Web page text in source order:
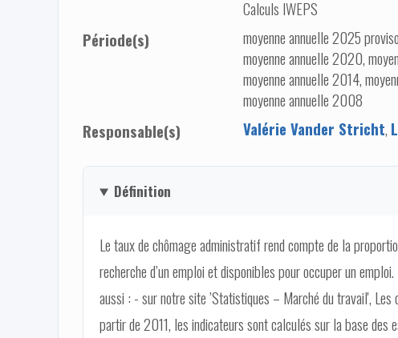
Calculs IWEPS
Période(s)
moyenne annuelle 2025
moyenne annuelle 2020,
moyenne annuelle 2014,
moyenne annuelle 2008
Responsable(s)
Valérie Vander Stricht,
Définition
Le taux de chômage administratif rend compte de la
recherche d’un emploi et disponibles pour occuper un
aussi : - sur notre site ’Statistiques – Marché du travail',
partir de 2011, les indicateurs sont calculés sur la base des